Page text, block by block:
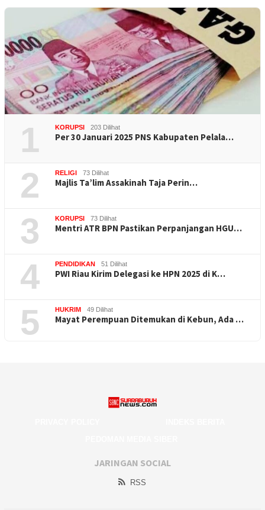
1 KORUPSI 203 Dilihat
Per 30 Januari 2025 PNS Kabupaten Pelala…
2 RELIGI 73 Dilihat
Majlis Ta’lim Assakinah Taja Perin…
3 KORUPSI 73 Dilihat
Mentri ATR BPN Pastikan Perpanjangan HGU…
4 PENDIDIKAN 51 Dilihat
PWI Riau Kirim Delegasi ke HPN 2025 di K…
5 HUKRIM 49 Dilihat
Mayat Perempuan Ditemukan di Kebun, Ada …
JARINGAN SOCIAL
RSS